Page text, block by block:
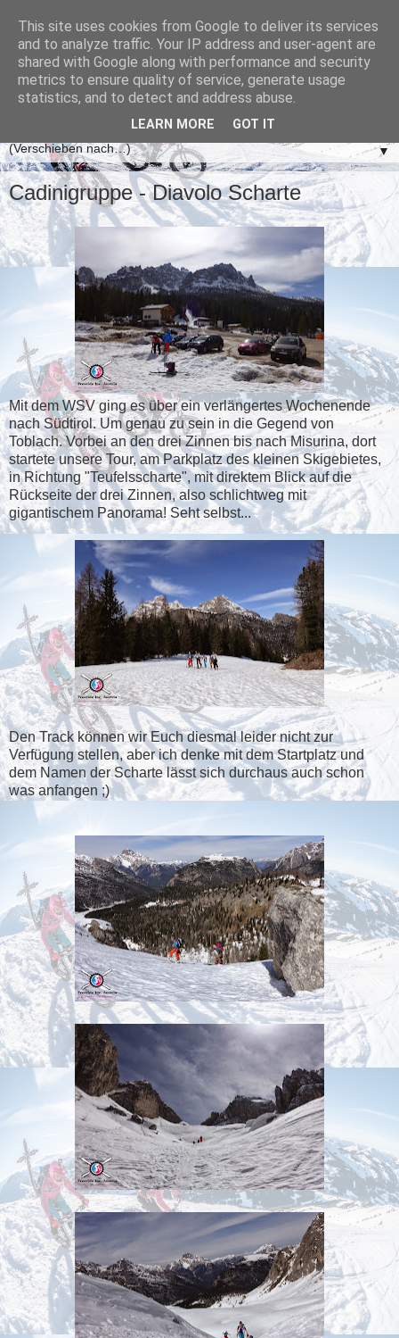
▼
Cadinigruppe - Diavolo Scharte
Mit dem WSV ging es über ein verlängertes Wochenende
nach Südtirol. Um genau zu sein in die Gegend von
Toblach. Vorbei an den drei Zinnen bis nach Misurina, dort
startete unsere Tour, am Parkplatz des kleinen Skigebietes,
in Richtung "Teufelsscharte", mit direktem Blick auf die
Rückseite der drei Zinnen, also schlichtweg mit
gigantischem Panorama! Seht selbst...
Den Track können wir Euch diesmal leider nicht zur
Verfügung stellen, aber ich denke mit dem Startplatz und
dem Namen der Scharte lässt sich durchaus auch schon
was anfangen ;)
This site uses cookies from Google to deliver its services
and to analyze traffic. Your IP address and user-agent are
shared with Google along with performance and security
metrics to ensure quality of service, generate usage
statistics, and to detect and address abuse.
LEARN MORE GOT IT